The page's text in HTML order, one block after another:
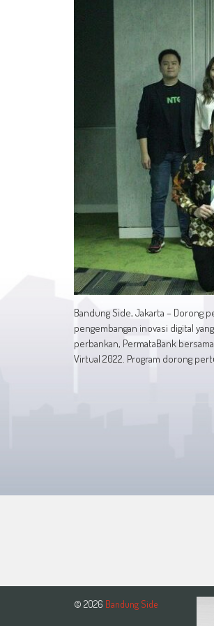
Bandung Side, Jakarta – Dorong
pengembangan inovasi digital
perbankan, PermataBank
Virtual 2022. Program dorong
© 2026 Bandung Side